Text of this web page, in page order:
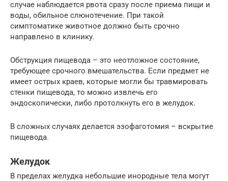
случае наблюдается рвота сразу после приема пищи и
воды, обильное слюнотечение. При такой
симптоматике животное должно быть срочно
направлено в клинику.
Обструкция пищевода – это неотложное состояние,
требующее срочного вмешательства. Если предмет не
имеет острых краев, которые могли бы травмировать
стенки пищевода, то можно извлечь его
эндоскопически, либо протолкнуть его в желудок.
В сложных случаях делается эзофаготомия – вскрытие
пищевода.
Желудок
В пределах желудка небольшие инородные тела могут